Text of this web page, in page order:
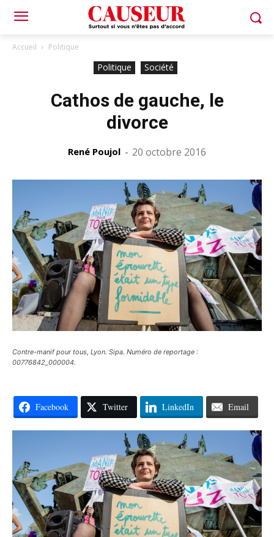
Accueil Politique
Politique Société
Cathos de gauche, le
divorce
René Poujol - 20 octobre 2016
Contre-manif pour tous, Lyon. Sipa. Numéro de reportage :
00776842_000004.
Facebook Twitter LinkedIn Email